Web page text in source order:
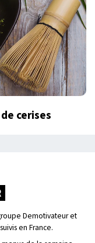
cerises
Demotivateur et
en France.